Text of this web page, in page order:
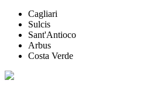
Cagliari
Sulcis
Sant'Antioco
Arbus
Costa Verde